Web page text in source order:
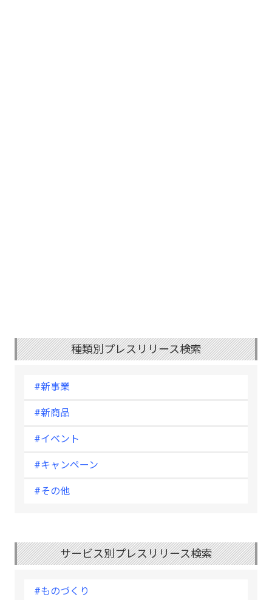
種類別プレスリリース検索
#新事業
#新商品
#イベント
#キャンペーン
#その他
サービス別プレスリリース検索
#ものづくり